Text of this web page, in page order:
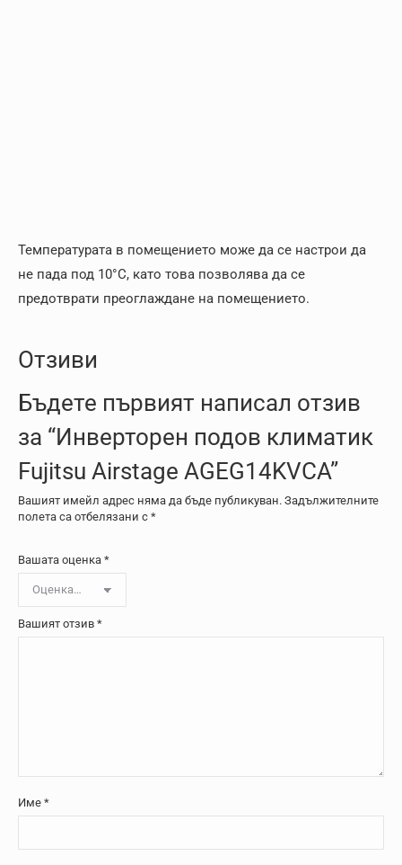
Температурата в помещението може да се настрои да
не пада под 10°C, като това позволява да се
предотврати преоглаждане на помещението.
Отзиви
Бъдете първият написал отзив
за “Инверторен подов климатик
Fujitsu Airstage AGEG14KVCA”
Вашият имейл адрес няма да бъде публикуван. Задължителните
полета са отбелязани с *
Вашата оценка *
Вашият отзив *
Име *